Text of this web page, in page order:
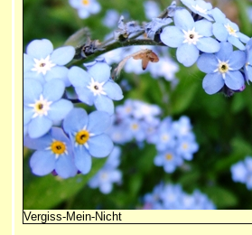
Vergiss-Mein-Nicht